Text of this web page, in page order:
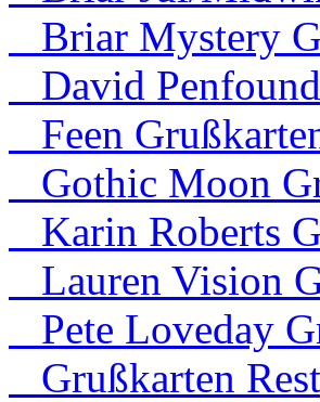
Briar Mystery
David
Feen
Gothic Moon
Karin Roberts
Lauren Vision
Pete Loveday
Grußkarten